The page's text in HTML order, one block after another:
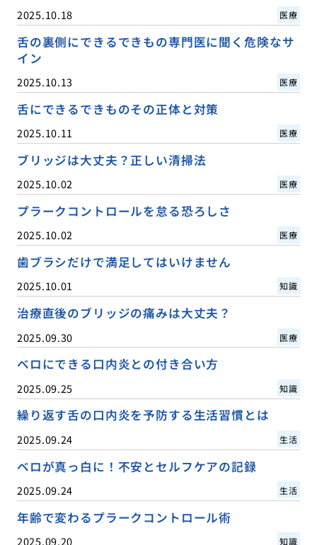
2025.10.18 医療
舌の裏側にできるできもの専門医に聞く危険なサ
イン
2025.10.13 医療
舌にできるできものその正体と対策
2025.10.11 医療
ブリッジは大丈夫？正しい清掃法
2025.10.02 医療
プラークコントロールを怠る恐ろしさ
2025.10.02 医療
歯ブラシだけで満足してはいけません
2025.10.01 知識
治療直後のブリッジの痛みは大丈夫？
2025.09.30 医療
ベロにできる口内炎との付き合い方
2025.09.25 知識
繰り返す舌の口内炎を予防する生活習慣とは
2025.09.24 生活
ベロが真っ白に！不安とセルフケアの記録
2025.09.24 生活
年齢で変わるプラークコントロール術
2025.09.20 知識